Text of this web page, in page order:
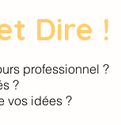
Dire !
professionnel ?
?
vos idées ?